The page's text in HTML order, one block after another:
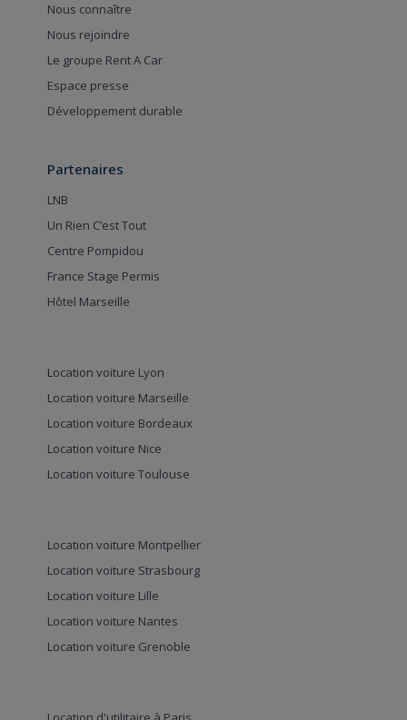
Nous connaître
Nous rejoindre
Le groupe Rent A Car
Espace presse
Développement durable
Partenaires
LNB
Un Rien C’est Tout
Centre Pompidou
France Stage Permis
Hôtel Marseille
Location voiture Lyon
Location voiture Marseille
Location voiture Bordeaux
Location voiture Nice
Location voiture Toulouse
Location voiture Montpellier
Location voiture Strasbourg
Location voiture Lille
Location voiture Nantes
Location voiture Grenoble